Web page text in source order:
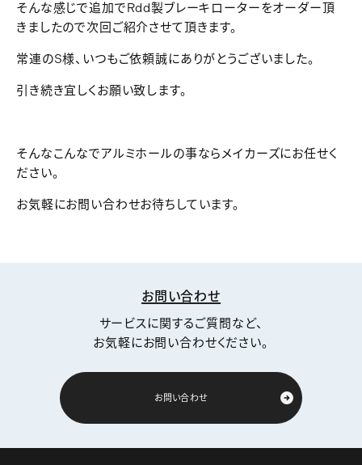
そんな感じで追加でRdd製ブレーキローターをオーダー頂
きましたので次回ご紹介させて頂きます。
常連のS様、いつもご依頼誠にありがとうございました。
引き続き宜しくお願い致します。
そんなこんなでアルミホールの事ならメイカーズにお任せく
ださい。
お気軽にお問い合わせお待ちしています。
お問い合わせ
サービスに関するご質問など、
お気軽にお問い合わせください。
お問い合わせ